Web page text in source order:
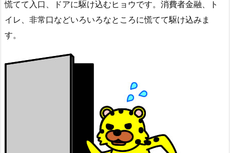
慌てて入口、ドアに駆け込むヒョウです。消費者金融、ト
イレ、非常口などいろいろなところに慌てて駆け込みま
す。